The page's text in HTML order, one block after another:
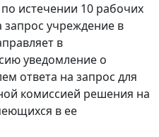
истечении 10 рабочих
запрос учреждение в
в
уведомление о
ответа на запрос для
комиссией решения на
в ее